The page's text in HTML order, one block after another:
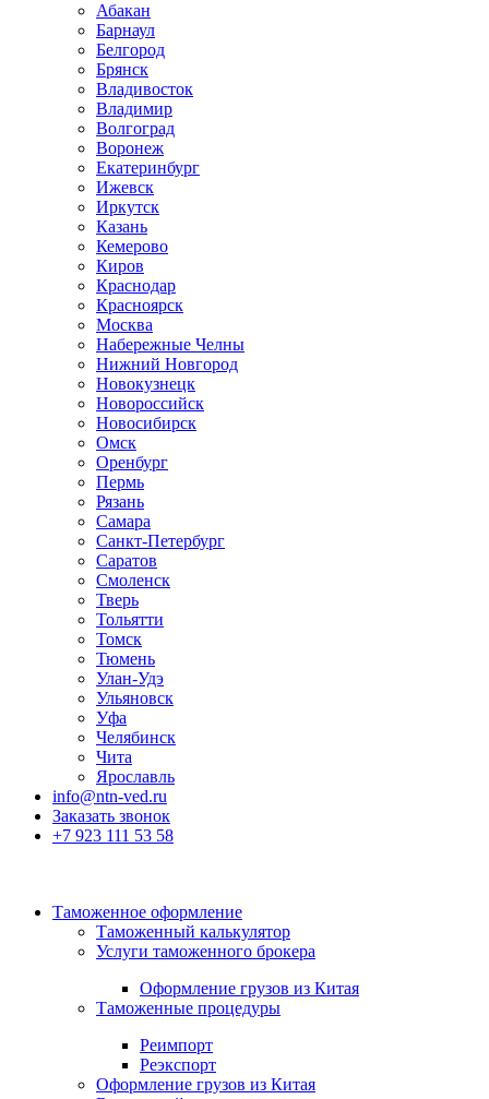
Абакан
Барнаул
Белгород
Брянск
Владивосток
Владимир
Волгоград
Воронеж
Екатеринбург
Ижевск
Иркутск
Казань
Кемерово
Киров
Краснодар
Красноярск
Москва
Набережные Челны
Нижний Новгород
Новокузнецк
Новороссийск
Новосибирск
Омск
Оренбург
Пермь
Рязань
Самара
Санкт-Петербург
Саратов
Смоленск
Тверь
Тольятти
Томск
Тюмень
Улан-Удэ
Ульяновск
Уфа
Челябинск
Чита
Ярославль
info@ntn-ved.ru
Заказать звонок
+7 923 111 53 58
Таможенное оформление
Таможенный калькулятор
Услуги таможенного брокера
Оформление грузов из Китая
Таможенные процедуры
Реимпорт
Реэкспорт
Оформление грузов из Китая